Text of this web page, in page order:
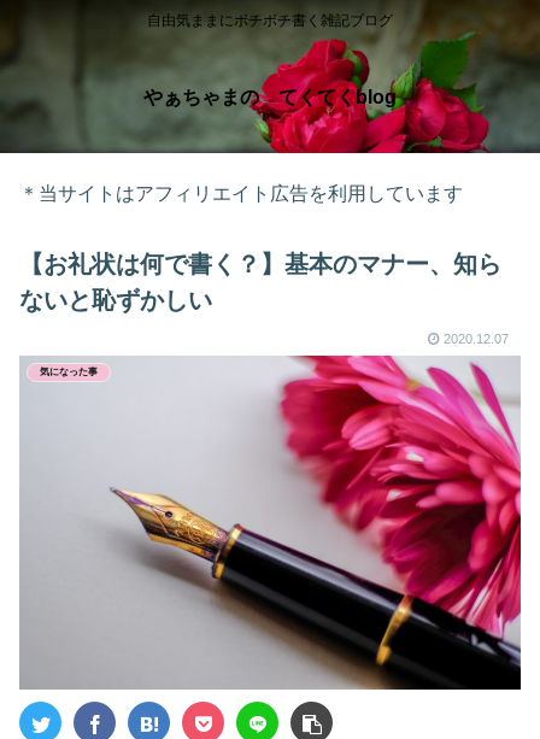
自由気ままにボチボチ書く雑記ブログ
やぁちゃまの てくてくblog
＊当サイトはアフィリエイト広告を利用しています
【お礼状は何で書く？】基本のマナー、知ら
ないと恥ずかしい
2020.12.07
気になった事